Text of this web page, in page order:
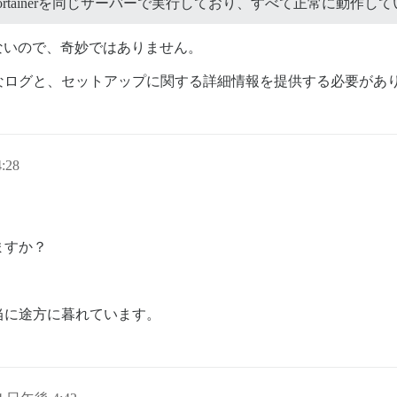
を同じサーバーで実行しており、すべて正常に動作して
ので、奇妙ではありません。
グと、セットアップに関する詳細情報を提供する必要があ
か？
途方に暮れています。